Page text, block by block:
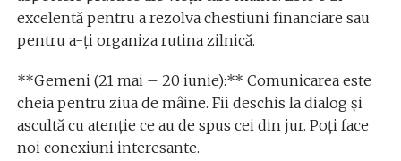
excelentă pentru a rezolva chestiuni financiare sau
pentru a-ți organiza rutina zilnică.
**Gemeni (21 mai – 20 iunie):** Comunicarea este
cheia pentru ziua de mâine. Fii deschis la dialog și
ascultă cu atenție ce au de spus cei din jur. Poți face
noi conexiuni interesante.